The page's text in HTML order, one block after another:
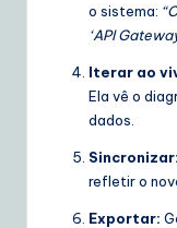
o sistema:
‘API
Iterar ao
Ela vê o
dados.
Sincronizar:
refletir o
Exportar: